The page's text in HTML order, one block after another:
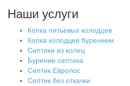
Наши услуги
Копка питьевых колодцев
Копка колодцев бурением
Септики из колец
Бурение септика
Септик Евролос
Септик без откачки